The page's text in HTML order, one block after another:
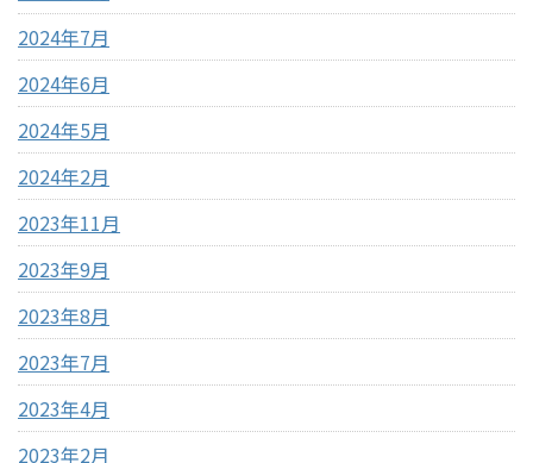
2024年7月
2024年6月
2024年5月
2024年2月
2023年11月
2023年9月
2023年8月
2023年7月
2023年4月
2023年2月